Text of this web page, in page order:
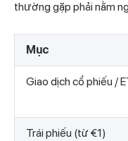
thường gặp phải nằm
Mục
Giao dịch cổ phiếu /
Trái phiếu (từ €1)